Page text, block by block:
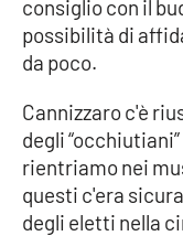
Le perfidie di
STREAMING
LaC TV
consiglio con il
possibilità di
da poco.
Cannizzaro c'è
degli
rientriamo nei
questi c'era
degli eletti nella